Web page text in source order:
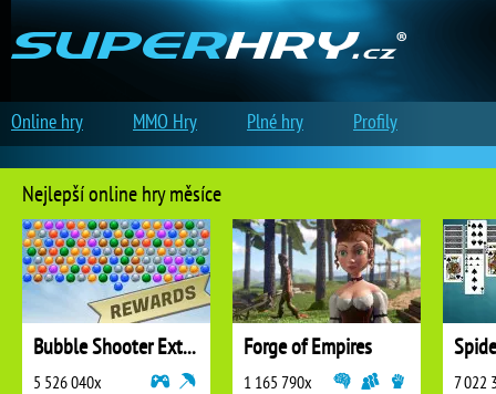
Nejlepší online hry měsíce
Bubble Shooter Extreme
5 526 040x
Forge of Empires
1 165 790x 7 022
Online hry MMO Hry Plné hry Profily